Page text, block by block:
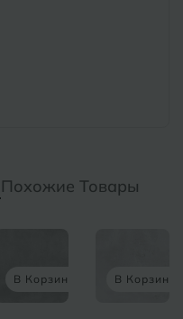
Похожие Товары
В Корзину В Корзину